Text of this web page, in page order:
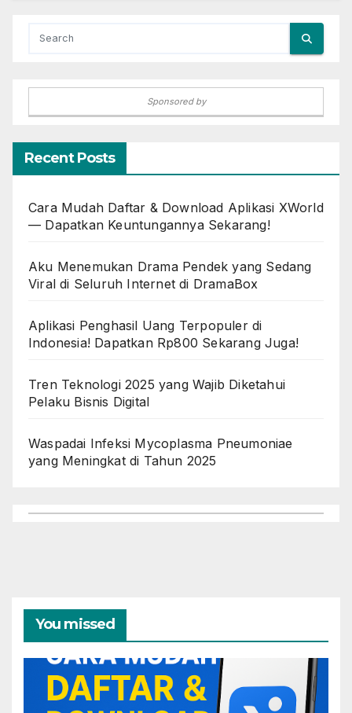
Sponsored by
Recent Posts
Cara Mudah Daftar & Download Aplikasi XWorld
— Dapatkan Keuntungannya Sekarang!
Aku Menemukan Drama Pendek yang Sedang
Viral di Seluruh Internet di DramaBox
Aplikasi Penghasil Uang Terpopuler di
Indonesia! Dapatkan Rp800 Sekarang Juga!
Tren Teknologi 2025 yang Wajib Diketahui
Pelaku Bisnis Digital
Waspadai Infeksi Mycoplasma Pneumoniae
yang Meningkat di Tahun 2025
You missed